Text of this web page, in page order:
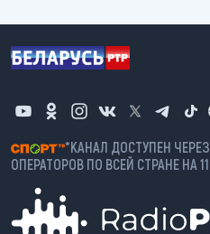
*КАНАЛ ДОСТУПЕН
ОПЕРАТОРОВ ПО ВСЕЙ СТРАНЕ НА